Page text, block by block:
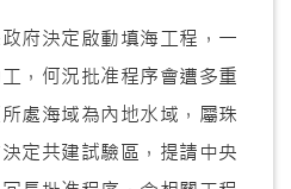
府決定啟動填海工程，一
，何況批准程序會遭多重
處海域為內地水域，屬珠
定共建試驗區，提請中央